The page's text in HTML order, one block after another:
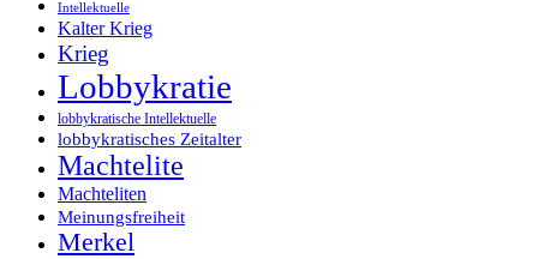
Intellektuelle
Kalter Krieg
Krieg
Lobbykratie
lobbykratische Intellektuelle
lobbykratisches Zeitalter
Machtelite
Machteliten
Meinungsfreiheit
Merkel